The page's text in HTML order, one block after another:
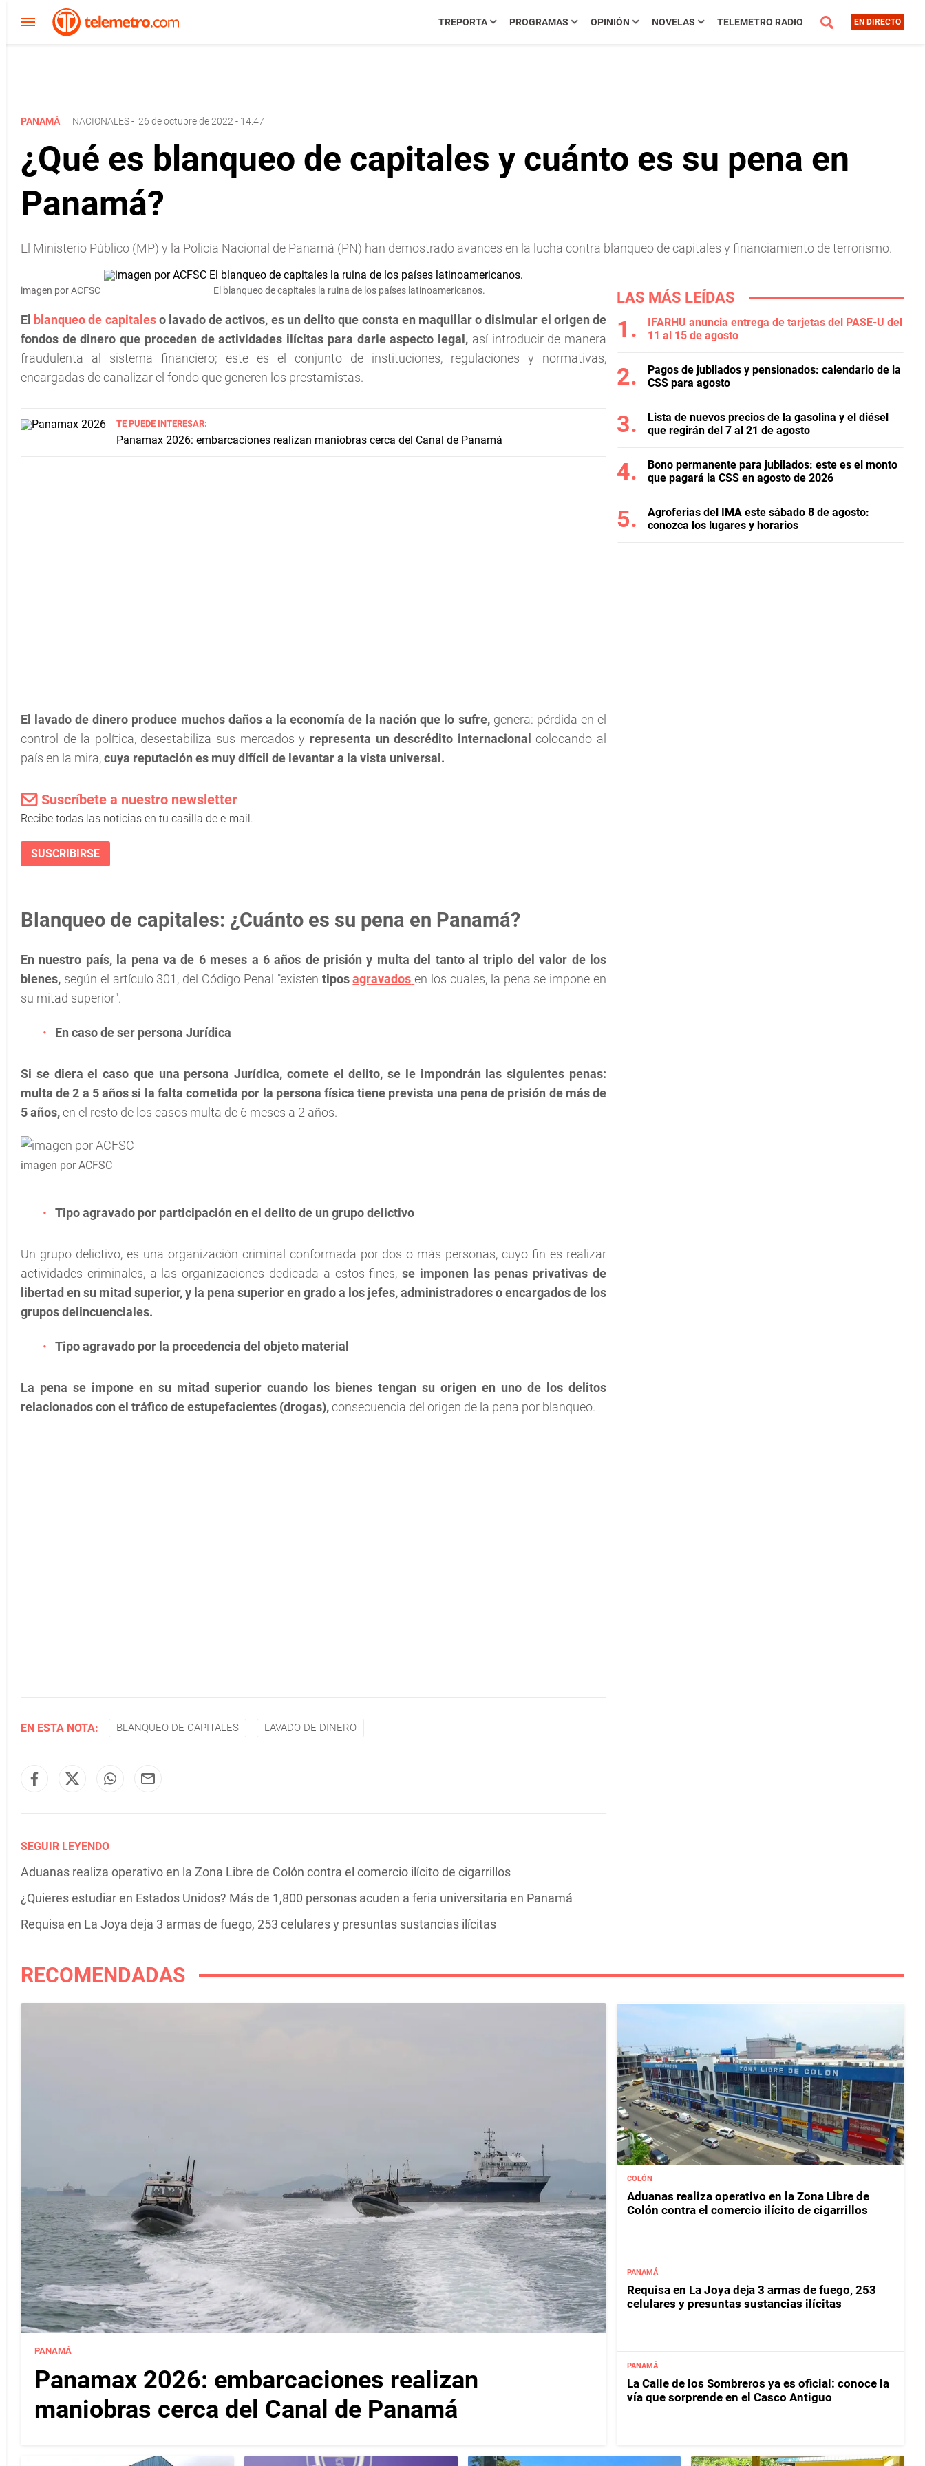
TREPORTA PROGRAMAS OPINIÓN NOVELAS TELEMETRO RADIO EN DIRECTO
PANAMÁ NACIONALES- 26 de octubre de 2022 - 14:47
¿Qué es blanqueo de capitales y cuánto es su pena en
Panamá?
El Ministerio Público (MP) y la Policía Nacional de Panamá (PN) han demostrado avances en la lucha contra blanqueo de capitales y financiamiento de terrorismo.
imagen por ACFSC El blanqueo de capitales la ruina de los países latinoamericanos.
El blanqueo de capitaleso lavado de activos, es un delito que consta en maquillar o disimular el origen de
fondos de dinero que proceden de actividades ilícitas para darle aspecto legal, así introducir de manera
fraudulenta al sistema financiero; este es el conjunto de instituciones, regulaciones y normativas,
encargadas de canalizar el fondo que generen los prestamistas.
TE PUEDE INTERESAR:
Panamax 2026: embarcaciones realizan maniobras cerca del Canal de Panamá
El lavado de dinero produce muchos daños a la economía de la nación que lo sufre, genera: pérdida en el
control de la política, desestabiliza sus mercados y representa un descrédito internacional colocando al
país en la mira,cuya reputación es muy difícil de levantar a la vista universal.
Suscríbete a nuestro newsletter
Recibe todas las noticias en tu casilla de e-mail.
SUSCRIBIRSE
Blanqueo de capitales: ¿Cuánto es su pena en Panamá?
En nuestro país, la pena va de 6 meses a 6 años de prisión y multa del tanto al triplo del valor de los
bienes, según el artículo 301, del Código Penal "existen tiposagravados en los cuales, la pena se impone en
su mitad superior".
En caso de ser persona Jurídica
Si se diera el caso que una persona Jurídica, comete el delito, se le impondrán las siguientes penas:
multa de 2 a 5 años si la falta cometida por la persona física tiene prevista una pena de prisión de más de
5 años,en el resto de los casos multa de 6 meses a 2 años.
imagen por ACFSC
Tipo agravado por participación en el delito de un grupo delictivo
Un grupo delictivo, es una organización criminal conformada por dos o más personas, cuyo fin es realizar
actividades criminales, a las organizaciones dedicada a estos fines,se imponen las penas privativas de
libertad en su mitad superior,y la pena superior en grado a los jefes, administradores o encargados de los
grupos delincuenciales.
Tipo agravado por la procedencia del objeto material
La pena se impone en su mitad superior cuando los bienes tengan su origen en uno de los delitos
relacionados con el tráfico de estupefacientes (drogas),consecuencia del origen de la pena por blanqueo.
EN ESTA NOTA: BLANQUEO DE CAPITALES LAVADO DE DINERO
SEGUIR LEYENDO
Aduanas realiza operativo en la Zona Libre de Colón contra el comercio ilícito de cigarrillos
¿Quieres estudiar en Estados Unidos? Más de 1,800 personas acuden a feria universitaria en Panamá
Requisa en La Joya deja 3 armas de fuego, 253 celulares y presuntas sustancias ilícitas
LAS MÁS LEÍDAS
IFARHU anuncia entrega de tarjetas del PASE-U del
11 al 15 de agosto
Pagos de jubilados y pensionados: calendario de la
CSS para agosto
Lista de nuevos precios de la gasolina y el diésel
que regirán del 7 al 21 de agosto
Bono permanente para jubilados: este es el monto
que pagará la CSS en agosto de 2026
Agroferias del IMA este sábado 8 de agosto:
conozca los lugares y horarios
RECOMENDADAS
PANAMÁ
Panamax 2026: embarcaciones realizan
maniobras cerca del Canal de Panamá
COLÓN
Aduanas realiza operativo en la Zona Libre de
Colón contra el comercio ilícito de cigarrillos
PANAMÁ
Requisa en La Joya deja 3 armas de fuego, 253
celulares y presuntas sustancias ilícitas
PANAMÁ
La Calle de los Sombreros ya es oficial: conoce la
vía que sorprende en el Casco Antiguo